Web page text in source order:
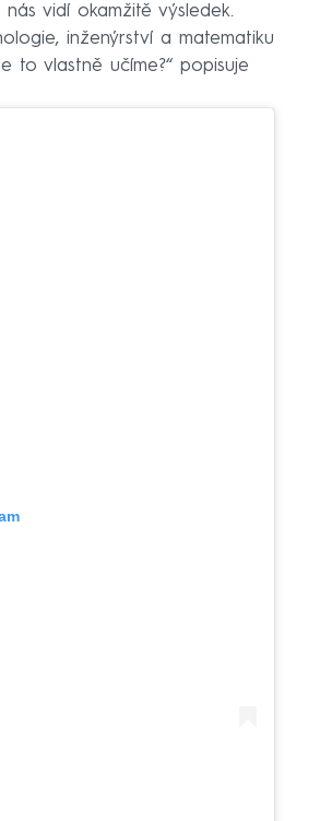
vidí okamžitě výsledek.
inženýrství a matematiku
to vlastně učíme?“ popisuje